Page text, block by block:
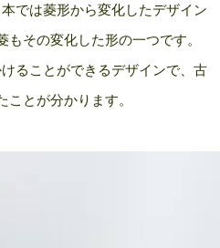
では菱形から変化したデザイン
その変化した形の一つです。
ることができるデザインで、古
ことが分かります。